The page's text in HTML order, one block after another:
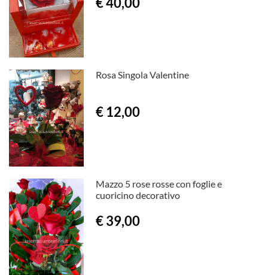
Rosa Singola Valentine
€ 12,00
Mazzo 5 rose rosse con foglie e
cuoricino decorativo
€ 39,00